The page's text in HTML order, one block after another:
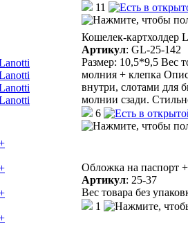
11
Кошелек-картхолдер
Артикул: GL-25-142
Размер: 10,5*9,5 Вес
молния + клепка
внутри, слотами для
молнии сзади.
6
Обложка на паспорт
Артикул: 25-37
Вес товара без
1